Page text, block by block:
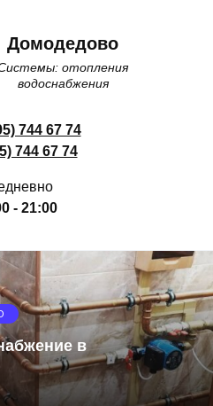
Домодедово
отопления
водоснабжения
744 67 74
744 67 74
- 21:00
в